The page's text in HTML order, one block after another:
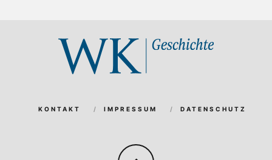
KONTAKT IMPRESSUM DATENSCHUTZ